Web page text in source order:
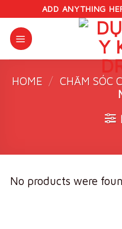
content
ADD ANYTHING
HOME / CHĂM SÓC
No products were